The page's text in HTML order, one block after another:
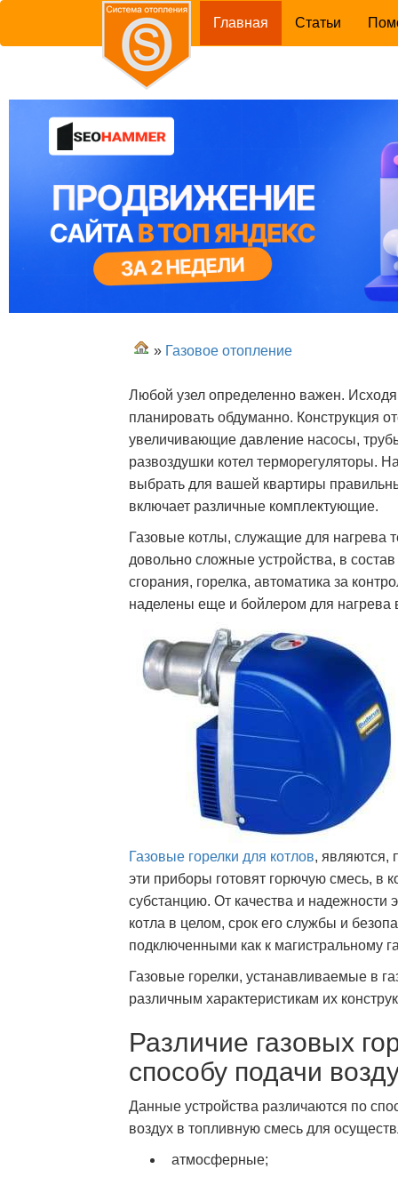
Главная (current)
Статьи
» Газовое отопление
Любой узел определенно важен.
планировать обдуманно. Конструкция
увеличивающие давление насосы,
развоздушки котел терморегуляторы.
выбрать для вашей квартиры
включает различные комплектующие.
Газовые котлы, служащие для нагрева
довольно сложные устройства, в
сгорания, горелка, автоматика за
наделены еще и бойлером для нагрева
Газовые горелки для котлов, являются,
эти приборы готовят горючую смесь, в
субстанцию. От качества и надежности
котла в целом, срок его службы и
подключенными как к магистральному
Газовые горелки, устанавливаемые в
различным характеристикам их
Различие газовых
способу подачи
Данные устройства различаются по
воздух в топливную смесь для
атмосферные;